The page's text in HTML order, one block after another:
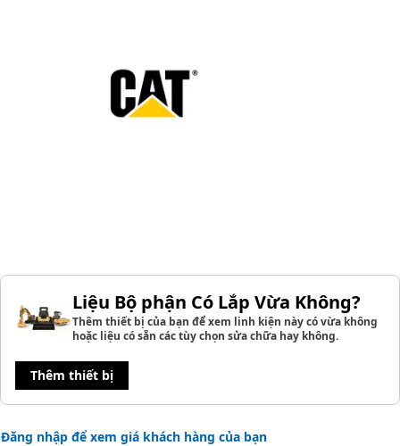
Liệu Bộ phận Có Lắp Vừa Không?
Thêm thiết bị của bạn để xem linh kiện này có vừa không
hoặc liệu có sẵn các tùy chọn sửa chữa hay không.
Thêm thiết bị
Đăng nhập để xem giá khách hàng của bạn